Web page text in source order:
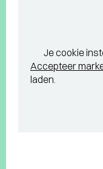
Je cookie
Accepteer
laden.